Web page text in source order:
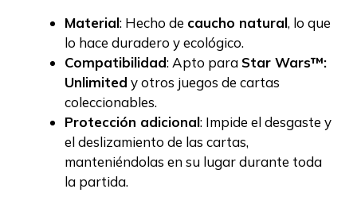
Material: Hecho de caucho natural, lo que
lo hace duradero y ecológico.
Compatibilidad: Apto para Star Wars™:
Unlimited y otros juegos de cartas
coleccionables.
Protección adicional: Impide el desgaste y
el deslizamiento de las cartas,
manteniéndolas en su lugar durante toda
la partida.